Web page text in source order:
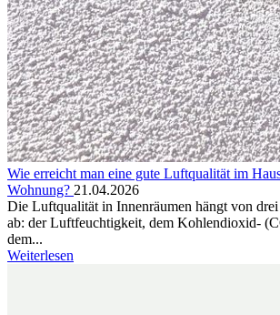
Wie erreicht man eine gute Luftqualität im
Wohnung? 21.04.2026
Die Luftqualität in Innenräumen hängt von drei
ab: der Luftfeuchtigkeit, dem Kohlendioxid-
dem...
Weiterlesen